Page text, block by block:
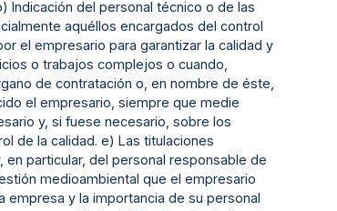
Indicación del personal técnico o de las
aquéllos encargados del control
el empresario para garantizar la calidad y
o trabajos complejos o cuando,
de contratación o, en nombre de éste,
el empresario, siempre que medie
y, si fuese necesario, sobre los
de la calidad. e) Las titulaciones
particular, del personal responsable de
medioambiental que el empresario
empresa y la importancia de su personal